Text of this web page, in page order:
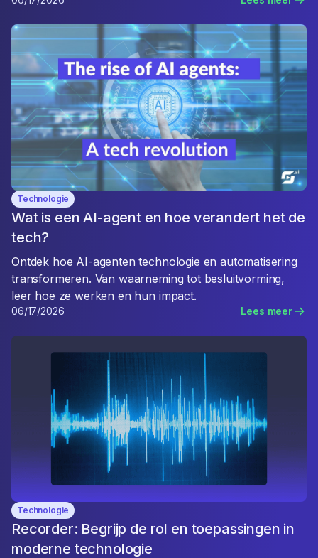
Technologie
Wat is een AI-agent en hoe verandert het de
tech?
Ontdek hoe AI-agenten technologie en automatisering
transformeren. Van waarneming tot besluitvorming,
leer hoe ze werken en hun impact.
06/17/2026 Lees meer
Technologie
Recorder: Begrijp de rol en toepassingen in
moderne technologie